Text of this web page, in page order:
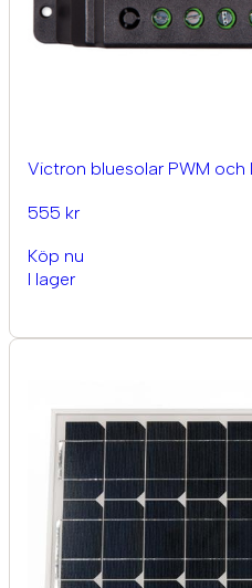
Victron bluesolar PWM och
555 kr
Köp nu
I lager